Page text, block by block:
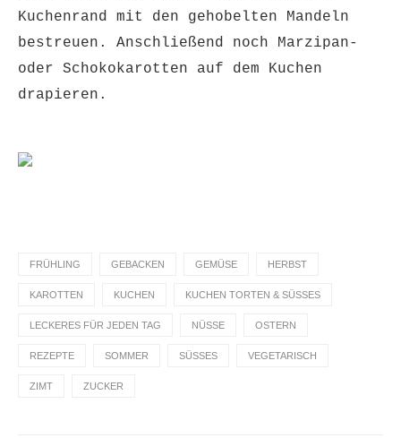
Kuchenrand mit den gehobelten Mandeln
bestreuen. Anschließend noch Marzipan-
oder Schokokarotten auf dem Kuchen
drapieren.
FRÜHLING GEBACKEN GEMÜSE HERBST
KAROTTEN KUCHEN KUCHEN TORTEN & SÜSSES
LECKERES FÜR JEDEN TAG NÜSSE OSTERN
REZEPTE SOMMER SÜSSES VEGETARISCH
ZIMT ZUCKER